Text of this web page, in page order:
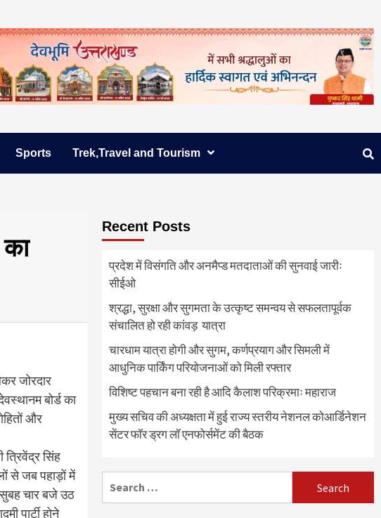
Sports Trek,Travel and Tourism
जोरदार
बोर्ड का
और
त्रिवेंद्र सिंह
से जब पहाड़ों में
सुबह चार बजे उठ
पार्टी होने
Recent Posts
प्रदेश में विसंगति और अनमैप्ड मतदाताओं की सुनवाई जारीः
सीईओ
श्रद्धा, सुरक्षा और सुगमता के उत्कृष्ट समन्वय से सफलतापूर्वक
संचालित हो रही कांवड़ यात्रा
चारधाम यात्रा होगी और सुगम, कर्णप्रयाग और सिमली में
आधुनिक पार्किंग परियोजनाओं को मिली रफ्तार
विशिष्ट पहचान बना रही है आदि कैलाश परिक्रमाः महाराज
मुख्य सचिव की अध्यक्षता में हुई राज्य स्तरीय नेशनल कोआर्डिनेशन
सेंटर फॉर ड्रग लॉ एनफोर्समेंट की बैठक